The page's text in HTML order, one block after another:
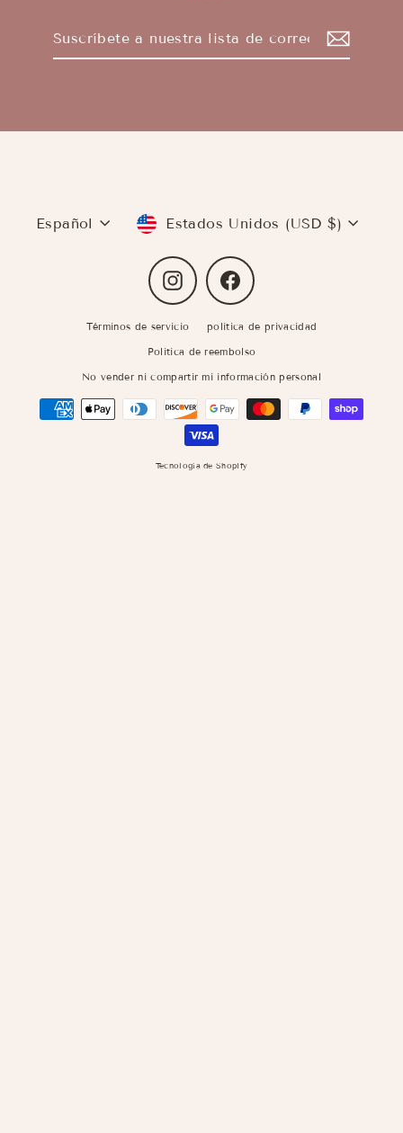
nuestra
Idioma
Español Moneda
Estados Unidos (USD $)
Instagram Facebook
Términos de servicio
política de privacidad
Politica de reembolso
No vender ni compartir mi información personal
Tecnología de Shopify